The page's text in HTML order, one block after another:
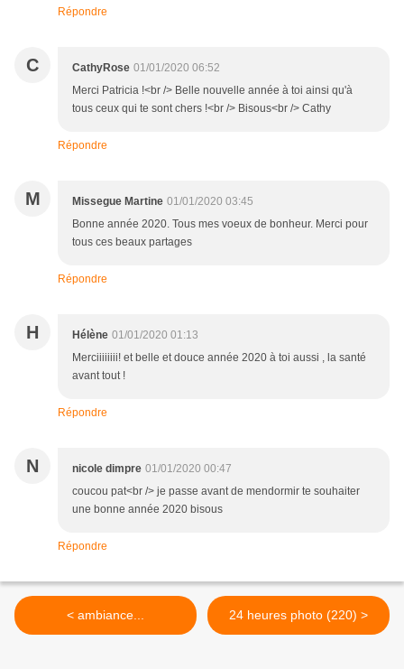
Répondre
C CathyRose 01/01/2020 06:52
Merci Patricia !<br /> Belle nouvelle année à toi ainsi qu'à
tous ceux qui te sont chers !<br /> Bisous<br /> Cathy
Répondre
M Missegue Martine 01/01/2020 03:45
Bonne année 2020. Tous mes voeux de bonheur. Merci pour
tous ces beaux partages
Répondre
H Hélène 01/01/2020 01:13
Merciiiiiiii! et belle et douce année 2020 à toi aussi , la santé
avant tout !
Répondre
N nicole dimpre 01/01/2020 00:47
coucou pat<br /> je passe avant de mendormir te souhaiter
une bonne année 2020 bisous
Répondre
< ambiance... 24 heures photo (220) >